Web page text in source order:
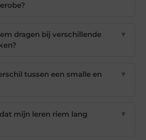
dragen bij verschillende
▼
tussen een smalle en
▼
mijn leren riem lang
▼